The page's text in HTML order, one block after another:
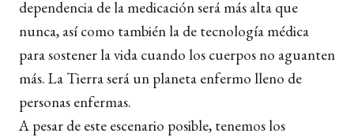
dependencia de la medicación será más alta que
nunca, así como también la de tecnología médica
para sostener la vida cuando los cuerpos no aguanten
más. La Tierra será un planeta enfermo lleno de
personas enfermas.
A pesar de este escenario posible, tenemos los